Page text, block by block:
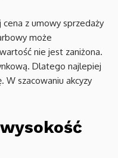
z umowy sprzedaży
może
nie jest zaniżona.
Dlatego najlepiej
W szacowaniu akcyzy